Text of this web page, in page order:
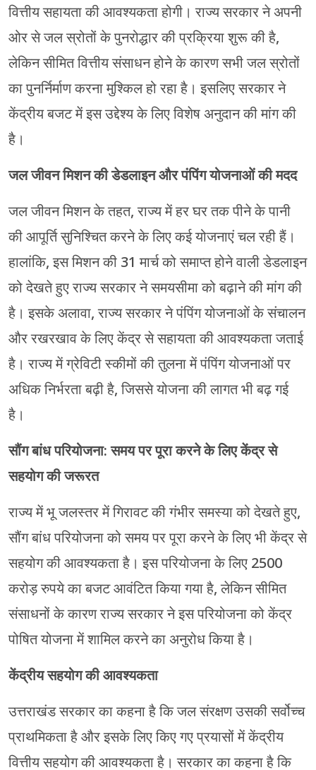
वित्तीय सहायता की आवश्यकता होगी। राज्य सरकार ने अपनी
ओर से जल स्रोतों के पुनरोद्धार की प्रक्रिया शुरू की है,
लेकिन सीमित वित्तीय संसाधन होने के कारण सभी जल स्रोतों
का पुनर्निर्माण करना मुश्किल हो रहा है। इसलिए सरकार ने
केंद्रीय बजट में इस उद्देश्य के लिए विशेष अनुदान की मांग की
है।
जल जीवन मिशन की डेडलाइन और पंपिंग योजनाओं की मदद
जल जीवन मिशन के तहत, राज्य में हर घर तक पीने के पानी
की आपूर्ति सुनिश्चित करने के लिए कई योजनाएं चल रही हैं।
हालांकि, इस मिशन की 31 मार्च को समाप्त होने वाली डेडलाइन
को देखते हुए राज्य सरकार ने समयसीमा को बढ़ाने की मांग की
है। इसके अलावा, राज्य सरकार ने पंपिंग योजनाओं के संचालन
और रखरखाव के लिए केंद्र से सहायता की आवश्यकता जताई
है। राज्य में ग्रेविटी स्कीमों की तुलना में पंपिंग योजनाओं पर
अधिक निर्भरता बढ़ी है, जिससे योजना की लागत भी बढ़ गई
है।
सौंग बांध परियोजना: समय पर पूरा करने के लिए केंद्र से
सहयोग की जरूरत
राज्य में भू जलस्तर में गिरावट की गंभीर समस्या को देखते हुए,
सौंग बांध परियोजना को समय पर पूरा करने के लिए भी केंद्र से
सहयोग की आवश्यकता है। इस परियोजना के लिए 2500
करोड़ रुपये का बजट आवंटित किया गया है, लेकिन सीमित
संसाधनों के कारण राज्य सरकार ने इस परियोजना को केंद्र
पोषित योजना में शामिल करने का अनुरोध किया है।
केंद्रीय सहयोग की आवश्यकता
उत्तराखंड सरकार का कहना है कि जल संरक्षण उसकी सर्वोच्च
प्राथमिकता है और इसके लिए किए गए प्रयासों में केंद्रीय
वित्तीय सहयोग की आवश्यकता है। सरकार का कहना है कि